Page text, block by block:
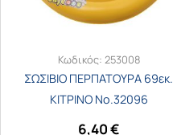
Κωδικός: 253008
ΣΩΣΙΒΙΟ ΠΕΡΠΑΤΟΥΡΑ 69εκ.
ΚΙΤΡΙΝΟ Νο.32096
6,40€